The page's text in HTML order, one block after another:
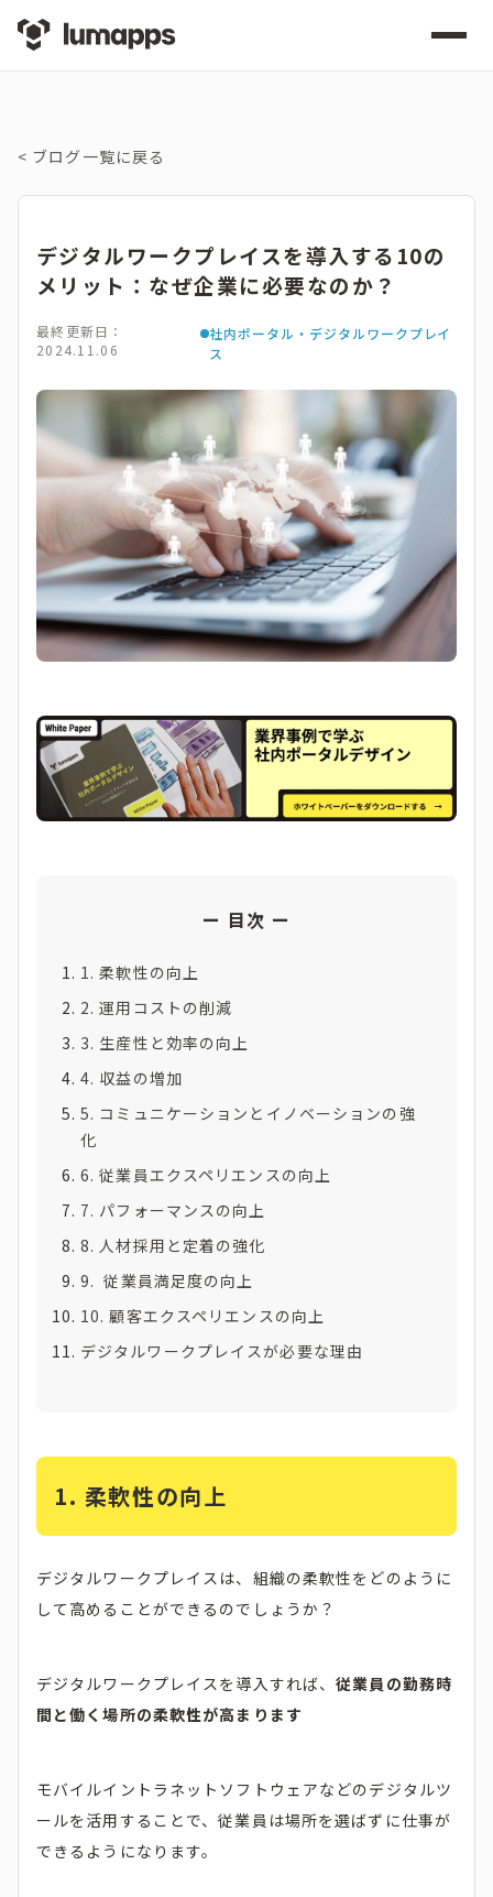
< ブログ一覧に戻る
デジタルワークプレイスを導入する10の
メリット：なぜ企業に必要なのか？
最終更新日：
2024.11.06
社内ポータル・デジタルワークプレイ
ス
目次
1. 柔軟性の向上
2. 運用コストの削減
3. 生産性と効率の向上
4. 収益の増加
5. コミュニケーションとイノベーションの強
化
6. 従業員エクスペリエンスの向上
7. パフォーマンスの向上
8. 人材採用と定着の強化
9. 従業員満足度の向上
10. 顧客エクスペリエンスの向上
デジタルワークプレイスが必要な理由
1. 柔軟性の向上
デジタルワークプレイスは、組織の柔軟性をどのように
して高めることができるのでしょうか？
デジタルワークプレイスを導入すれば、従業員の勤務時
間と働く場所の柔軟性が高まります
モバイルイントラネットソフトウェアなどのデジタルツ
ールを活用することで、従業員は場所を選ばずに仕事が
できるようになります。